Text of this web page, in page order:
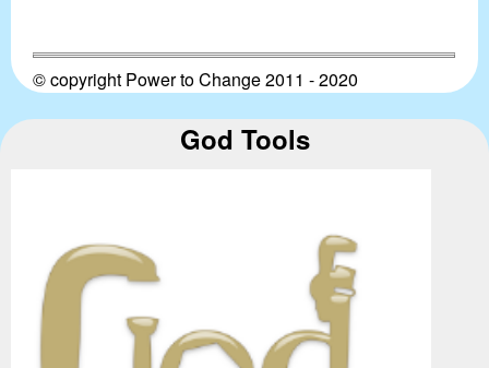
© copyright Power to Change 2011 - 2020
God Tools